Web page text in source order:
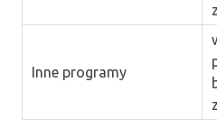
Inne programy